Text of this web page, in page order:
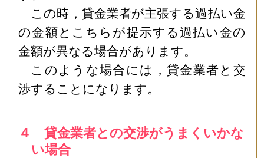
この時，貸金業者が主張する過払い金
の金額とこちらが提示する過払い金の
金額が異なる場合があります。
このような場合には，貸金業者と交
渉することになります。
４ 貸金業者との交渉がうまくいかな
い場合